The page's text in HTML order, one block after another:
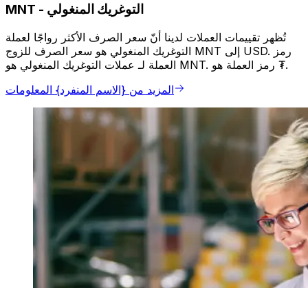
MNT - التوغريك المنغولي
تُظهر تقييمات العملات لدينا أنّ سعر الصرف الأكثر رواجًا لعملة
التوغريك المنغولي هو سعر الصرف للزوج MNT إلى USD. رمز
العملة لـ عملات التوغريك المنغولي هو MNT. رمز العملة هو ₮.
المزيد من {الاسم المنفرد} المعلومات